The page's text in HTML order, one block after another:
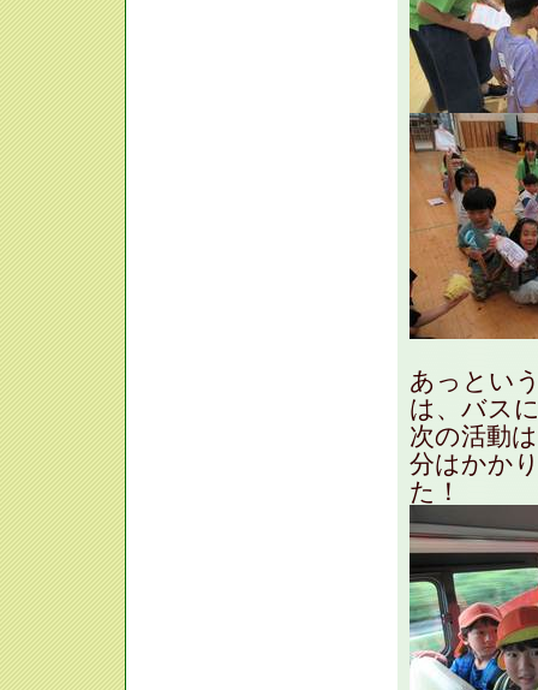
あっとい
は、バス
次の活動
分はかか
た！